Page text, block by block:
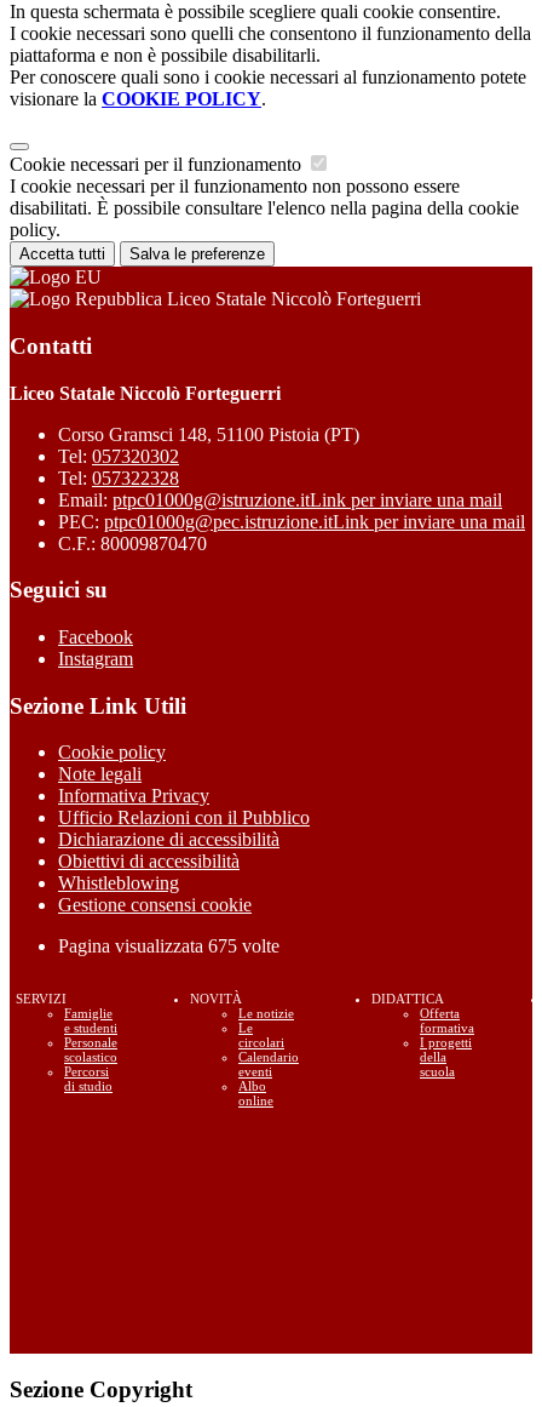
In questa schermata è possibile scegliere quali cookie consentire.
I cookie necessari sono quelli che consentono il funzionamento della
piattaforma e non è possibile disabilitarli.
Per conoscere quali sono i cookie necessari al funzionamento potete
visionare la COOKIE POLICY.
Cookie necessari per il funzionamento
I cookie necessari per il funzionamento non possono essere
disabilitati. È possibile consultare l'elenco nella pagina della cookie
policy.
Accetta tutti Salva le preferenze
Liceo Statale Niccolò Forteguerri
Contatti
Liceo Statale Niccolò Forteguerri
Corso Gramsci 148, 51100 Pistoia (PT)
Tel: 057320302
Tel: 057322328
Email: ptpc01000g@istruzione.itLink per inviare una mail
PEC: ptpc01000g@pec.istruzione.itLink per inviare una mail
C.F.: 80009870470
Seguici su
Facebook
Instagram
Sezione Link Utili
Cookie policy
Note legali
Informativa Privacy
Ufficio Relazioni con il Pubblico
Dichiarazione di accessibilità
Obiettivi di accessibilità
Whistleblowing
Gestione consensi cookie
Pagina visualizzata 675 volte
SERVIZI
Famiglie
e studenti
Personale
scolastico
Percorsi
di studio
NOVITÀ
Le notizie
Le
circolari
Calendario
eventi
Albo
online
DIDATTICA
Offerta
formativa
I progetti
della
scuola
Sezione Copyright